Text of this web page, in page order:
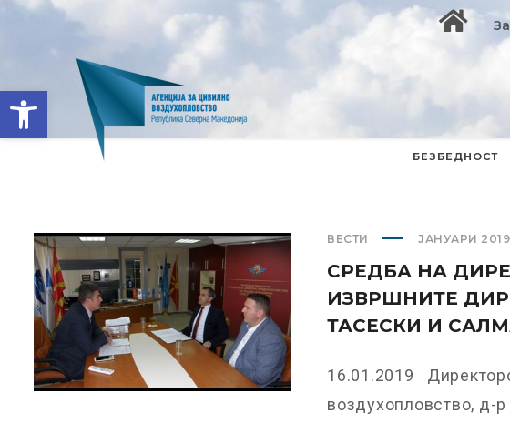
Open toolbar
БЕЗБЕДНОСТ
ВЕСТИ ЈАНУАРИ 2019
СРЕДБА НА
ИЗВРШНИТЕ
ТАСЕСКИ И
16.01.2019
воздухопловство, д-